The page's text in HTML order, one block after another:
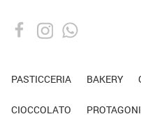
PASTICCERIA BAKERY
CIOCCOLATO